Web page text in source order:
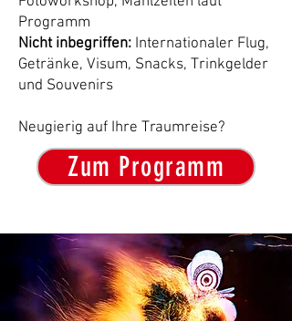
Programm
Nicht inbegriffen: Internationaler Flug,
Getränke, Visum, Snacks, Trinkgelder
und Souvenirs
Neugierig auf Ihre Traumreise?
Zum Programm